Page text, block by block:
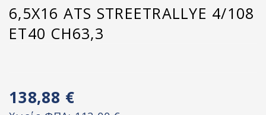
6,5X16 ATS STREETRALLYE 4/108
ET40 CH63,3
138,88 €